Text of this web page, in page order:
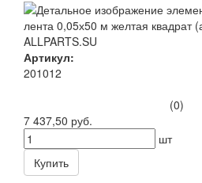
Артикул:
201012
(0)
7 437,50 руб.
шт
Купить